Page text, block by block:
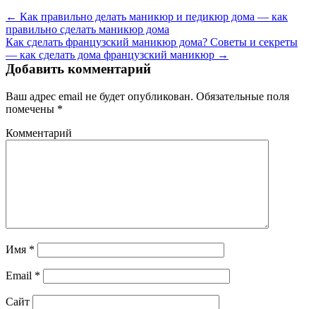
← Как правильно делать маникюр и педикюр дома — как
правильно сделать маникюр дома
Как сделать французский маникюр дома? Советы и секреты
— как сделать дома французский маникюр →
Добавить комментарий
Ваш адрес email не будет опубликован. Обязательные поля
помечены *
Комментарий
Имя *
Email *
Сайт